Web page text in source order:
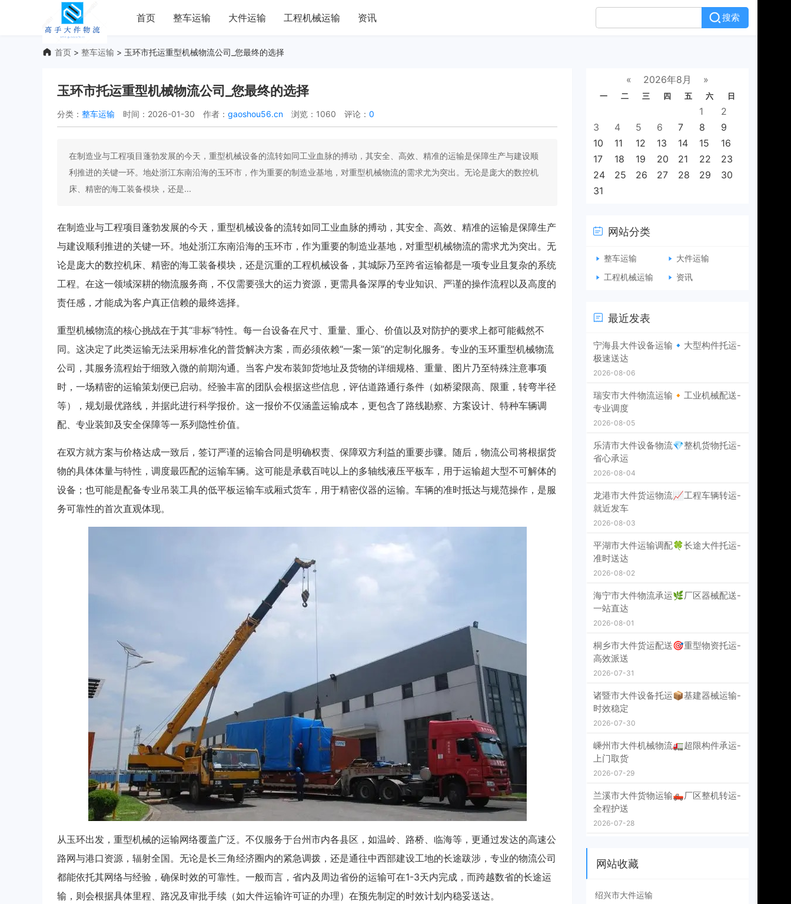
首页 整车运输 大件运输 工程机械运输 资讯 搜索
首页 > 整车运输 > 玉环市托运重型机械物流公司_您最终的选择
玉环市托运重型机械物流公司_您最终的选择
分类： 整车运输 时间：2026-01-30 作者： gaoshou56.cn 浏览：1060 评论： 0
在制造业与工程项目蓬勃发展的今天，重型机械设备的流转如同工业血脉的搏动，其安全、高效、精准的运输是保障生产与建设顺
利推进的关键一环。地处浙江东南沿海的玉环市，作为重要的制造业基地，对重型机械物流的需求尤为突出。无论是庞大的数控机
床、精密的海工装备模块，还是...
在制造业与工程项目蓬勃发展的今天，重型机械设备的流转如同工业血脉的搏动，其安全、高效、精准的运输是保障生产
与建设顺利推进的关键一环。地处浙江东南沿海的玉环市，作为重要的制造业基地，对重型机械物流的需求尤为突出。无
论是庞大的数控机床、精密的海工装备模块，还是沉重的工程机械设备，其城际乃至跨省运输都是一项专业且复杂的系统
工程。在这一领域深耕的物流服务商，不仅需要强大的运力资源，更需具备深厚的专业知识、严谨的操作流程以及高度的
责任感，才能成为客户真正信赖的最终选择。
重型机械物流的核心挑战在于其“非标”特性。每一台设备在尺寸、重量、重心、价值以及对防护的要求上都可能截然不
同。这决定了此类运输无法采用标准化的普货解决方案，而必须依赖“一案一策”的定制化服务。专业的玉环重型机械物流
公司，其服务流程始于细致入微的前期沟通。当客户发布装卸货地址及货物的详细规格、重量、图片乃至特殊注意事项
时，一场精密的运输策划便已启动。经验丰富的团队会根据这些信息，评估道路通行条件（如桥梁限高、限重，转弯半径
等），规划最优路线，并据此进行科学报价。这一报价不仅涵盖运输成本，更包含了路线勘察、方案设计、特种车辆调
配、专业装卸及安全保障等一系列隐性价值。
在双方就方案与价格达成一致后，签订严谨的运输合同是明确权责、保障双方利益的重要步骤。随后，物流公司将根据货
物的具体体量与特性，调度最匹配的运输车辆。这可能是承载百吨以上的多轴线液压平板车，用于运输超大型不可解体的
设备；也可能是配备专业吊装工具的低平板运输车或厢式货车，用于精密仪器的运输。车辆的准时抵达与规范操作，是服
务可靠性的首次直观体现。
从玉环出发，重型机械的运输网络覆盖广泛。不仅服务于台州市内各县区，如温岭、路桥、临海等，更通过发达的高速公
路网与港口资源，辐射全国。无论是长三角经济圈内的紧急调拨，还是通往中西部建设工地的长途跋涉，专业的物流公司
都能依托其网络与经验，确保时效的可靠性。一般而言，省内及周边省份的运输可在1-3天内完成，而跨越数省的长途运
输，则会根据具体里程、路况及审批手续（如大件运输许可证的办理）在预先制定的时效计划内稳妥送达。
« 2026年8月 »
一 二 三 四 五 六 日
1
2
3
4 5 6 7 8
9
10
11 12 13 14 15
16
17
18 19 20 21 22
23
24
25 26 27 28 29
30
31
网站分类
整车运输
大件运输
工程机械运输
资讯
最近发表
宁海县大件设备运输🔹大型构件托运-
极速送达
2026-08-06
瑞安市大件物流运输🔸工业机械配送-
专业调度
2026-08-05
乐清市大件设备物流💎整机货物托运-
省心承运
2026-08-04
龙港市大件货运物流📈工程车辆转运-
就近发车
2026-08-03
平湖市大件运输调配🍀长途大件托运-
准时送达
2026-08-02
海宁市大件物流承运🌿厂区器械配送-
一站直达
2026-08-01
桐乡市大件货运配送🎯重型物资托运-
高效派送
2026-07-31
诸暨市大件设备托运📦基建器械运输-
时效稳定
2026-07-30
嵊州市大件机械物流🚛超限构件承运-
上门取货
2026-07-29
兰溪市大件货物运输🛻厂区整机转运-
全程护送
2026-07-28
网站收藏
绍兴市大件运输